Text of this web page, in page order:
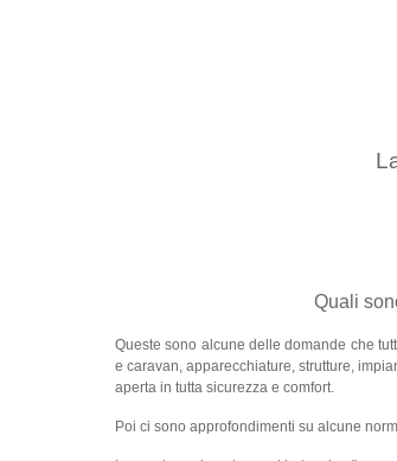
Quali
Queste sono alcune delle domande che
e caravan, apparecchiature, strutture,
aperta in tutta sicurezza e comfort.
Poi ci sono approfondimenti su alcune